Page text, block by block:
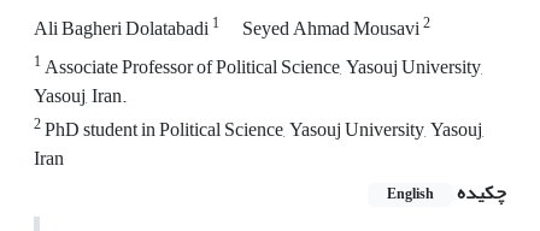
Ali Bagheri Dolatabadi1 Seyed Ahmad Mousavi2
1Associate Professor of Political Science, Yasouj University,
Yasouj, Iran.
2PhD student in Political Science, Yasouj University, Yasouj,
Iran
چکیده
English